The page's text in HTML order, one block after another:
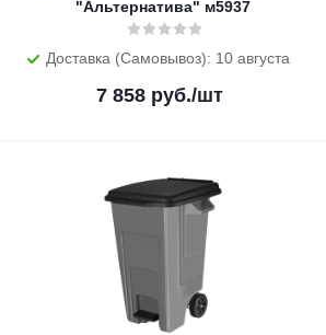
"Альтернатива" м5937
Доставка (Самовывоз): 10 августа
7 858руб./шт